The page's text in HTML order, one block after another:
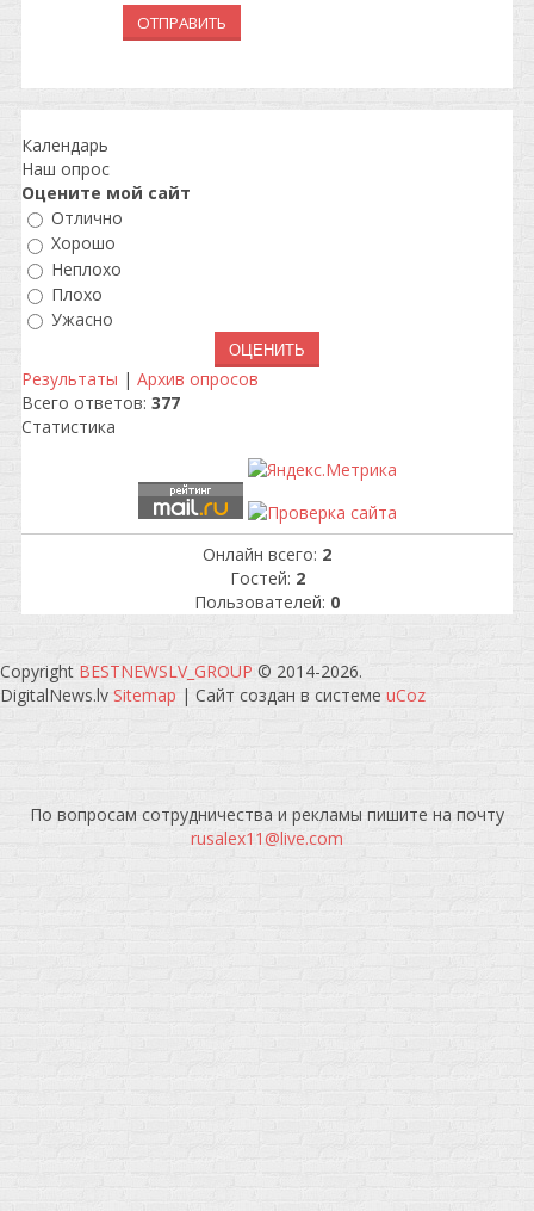
ОТПРАВИТЬ
Календарь
Наш опрос
Оцените мой сайт
Отлично
Хорошо
Неплохо
Плохо
Ужасно
Результаты | Архив опросов
Всего ответов: 377
Статистика
Онлайн всего: 2
Гостей: 2
Пользователей: 0
Copyright BESTNEWSLV_GROUP © 2014-2026.
DigitalNews.lv Sitemap | Сайт создан в системе uCoz
По вопросам сотрудничества и рекламы пишите на почту
rusalex11@live.com